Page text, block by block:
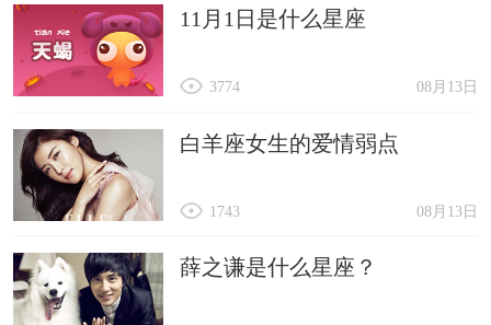
11月1日是什么星座
08月13日
3774
白羊座女生的爱情弱点
08月13日
1743
薛之谦是什么星座？